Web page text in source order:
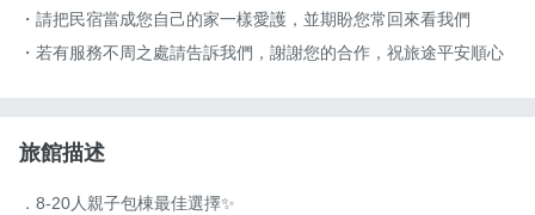
・請把民宿當成您自己的家一樣愛護，並期盼您常回來看我們
・若有服務不周之處請告訴我們，謝謝您的合作，祝旅途平安順心
旅館描述
．8-20人親子包棟最佳選擇✨